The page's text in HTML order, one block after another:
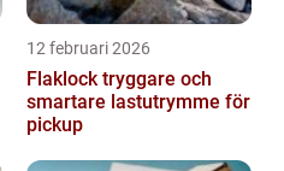
12 februari 2026
Flaklock tryggare och
smartare lastutrymme för
pickup